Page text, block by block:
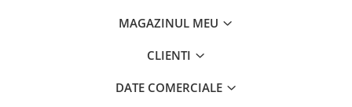
Trollere, genti si accesorii de voiaj
MAGAZINUL MEU
CLIENTI
DATE COMERCIALE